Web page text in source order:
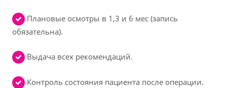
Плановые осмотры в 1,3 и 6 мес (запись
обязательна).
Выдача всех рекомендаций.
Контроль состояния пациента после операции.